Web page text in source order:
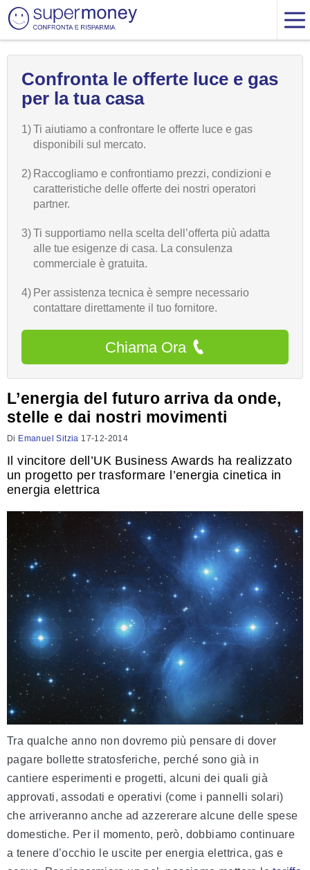
Confronta le offerte luce e gas
per la tua casa
1)Ti aiutiamo a confrontare le offerte luce e gas
disponibili sul mercato.
2) Raccogliamo e confrontiamo prezzi, condizioni e
caratteristiche delle offerte dei nostri operatori
partner.
3)Ti supportiamo nella scelta dell’offerta più adatta
alle tue esigenze di casa. La consulenza
commerciale è gratuita.
4) Per assistenza tecnica è sempre necessario
contattare direttamente il tuo fornitore.
Chiama Ora
L’energia del futuro arriva da onde,
stelle e dai nostri movimenti
Di Emanuel Sitzia 17-12-2014
Il vincitore dell’UK Business Awards ha realizzato
un progetto per trasformare l’energia cinetica in
energia elettrica
Tra qualche anno non dovremo più pensare di dover
pagare bollette stratosferiche, perché sono già in
cantiere esperimenti e progetti, alcuni dei quali già
approvati, assodati e operativi (come i pannelli solari)
che arriveranno anche ad azzererare alcune delle spese
domestiche. Per il momento, però, dobbiamo continuare
a tenere d’occhio le uscite per energia elettrica, gas e